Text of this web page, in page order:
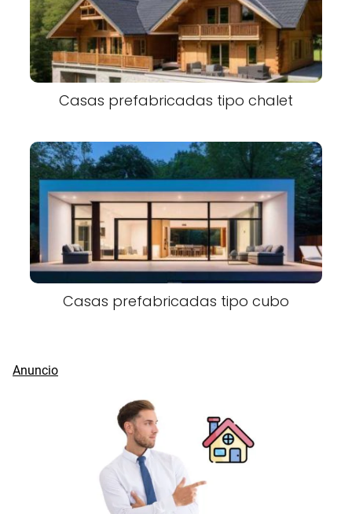
Casas prefabricadas tipo chalet
Casas prefabricadas tipo cubo